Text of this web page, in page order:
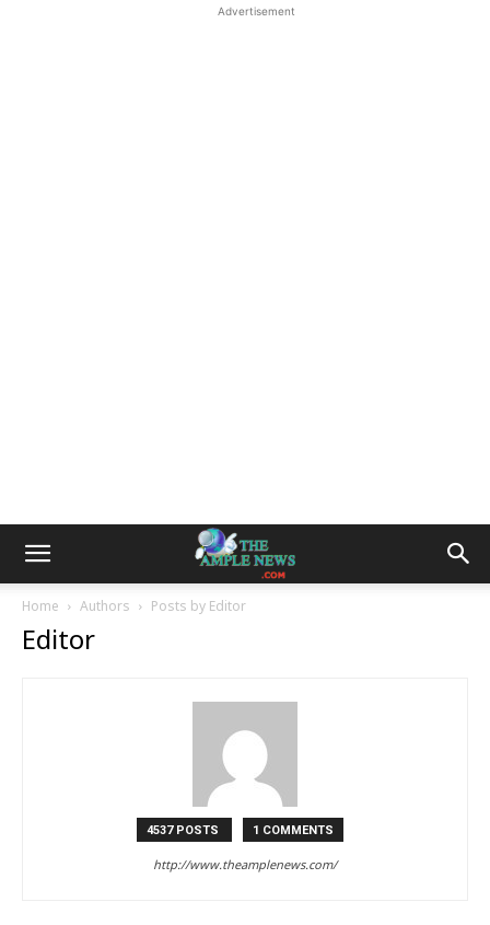
Advertisement
Home Authors Posts by Editor
Editor
4537 POSTS 1 COMMENTS
http://www.theamplenews.com/